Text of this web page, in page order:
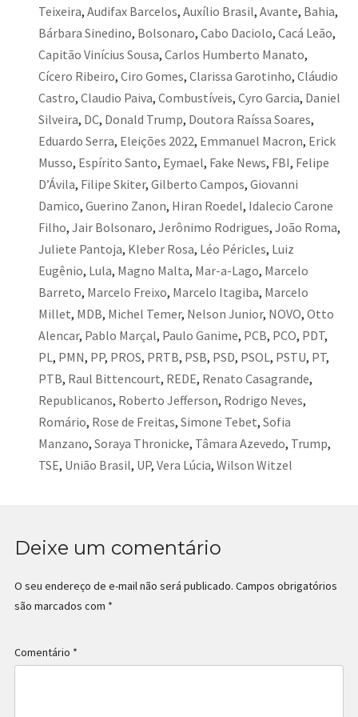
Teixeira, Audifax Barcelos, Auxílio Brasil, Avante, Bahia,
Bárbara Sinedino, Bolsonaro, Cabo Daciolo, Cacá Leão,
Capitão Vinícius Sousa, Carlos Humberto Manato,
Cícero Ribeiro, Ciro Gomes, Clarissa Garotinho, Cláudio
Castro, Claudio Paiva, Combustíveis, Cyro Garcia, Daniel
Silveira, DC, Donald Trump, Doutora Raíssa Soares,
Eduardo Serra, Eleições 2022, Emmanuel Macron, Erick
Musso, Espírito Santo, Eymael, Fake News, FBI, Felipe
D’Ávila, Filipe Skiter, Gilberto Campos, Giovanni
Damico, Guerino Zanon, Hiran Roedel, Idalecio Carone
Filho, Jair Bolsonaro, Jerônimo Rodrigues, João Roma,
Juliete Pantoja, Kleber Rosa, Léo Péricles, Luiz
Eugênio, Lula, Magno Malta, Mar-a-Lago, Marcelo
Barreto, Marcelo Freixo, Marcelo Itagiba, Marcelo
Millet, MDB, Michel Temer, Nelson Junior, NOVO, Otto
Alencar, Pablo Marçal, Paulo Ganime, PCB, PCO, PDT,
PL , PMN, PP, PROS, PRTB, PSB, PSD, PSOL , PSTU, PT,
PTB, Raul Bittencourt, REDE, Renato Casagrande,
Republicanos, Roberto Jefferson, Rodrigo Neves,
Romário, Rose de Freitas, Simone Tebet, Sofia
Manzano, Soraya Thronicke, Tâmara Azevedo, Trump,
TSE, União Brasil, UP, Vera Lúcia, Wilson Witzel
Deixe um comentário
O seu endereço de e-mail não será publicado. Campos obrigatórios
são marcados com *
Comentário *